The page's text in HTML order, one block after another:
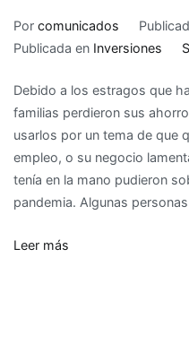
Por comunicados
Publicada en Inversiones
Debido a los estragos que
familias perdieron sus
usarlos por un tema de que
empleo, o su negocio
tenía en la mano pudieron
pandemia. Algunas
Leer más